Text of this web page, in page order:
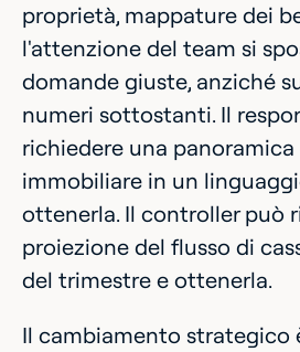
proprietà, mappature dei
l'attenzione del team si
domande giuste, anziché
numeri sottostanti. Il
richiedere una
immobiliare in un
ottenerla. Il controller può
proiezione del flusso di
del trimestre e ottenerla.
Il cambiamento strategico